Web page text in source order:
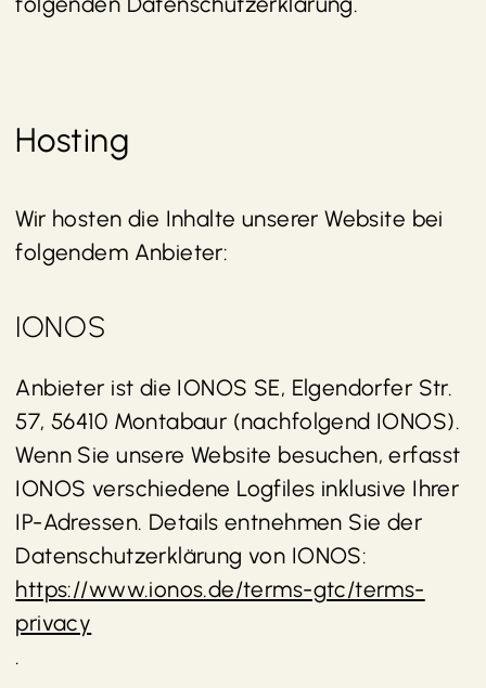
Hosting
Wir hosten die Inhalte unserer Website bei
folgendem Anbieter:
IONOS
Anbieter ist die IONOS SE, Elgendorfer Str.
57, 56410 Montabaur (nachfolgend IONOS).
Wenn Sie unsere Website besuchen, erfasst
IONOS verschiedene Logfiles inklusive Ihrer
IP-Adressen. Details entnehmen Sie der
Datenschutzerklärung von IONOS:
https://www.ionos.de/terms-gtc/terms-
privacy
.